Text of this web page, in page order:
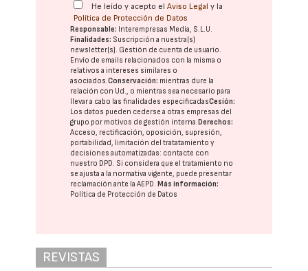
He leído y acepto elAviso Legal y la
Política de Protección de Datos
Responsable: Interempresas Media, S.L.U.
Finalidades: Suscripción a nuestra(s)
newsletter(s). Gestión de cuenta de usuario.
Envío de emails relacionados con la misma o
relativos a intereses similares o
asociados.Conservación: mientras dure la
relación con Ud., o mientras sea necesario para
llevar a cabo las finalidades especificadasCesión:
Los datos pueden cederse a otras empresas del
grupo por motivos de gestión interna.Derechos:
Acceso, rectificación, oposición, supresión,
portabilidad, limitación del tratatamiento y
decisiones automatizadas: contacte con
nuestro DPD. Si considera que el tratamiento no
se ajusta a la normativa vigente, puede presentar
reclamación ante laAEPD.Más información:
Política de Protección de Datos
REVISTAS